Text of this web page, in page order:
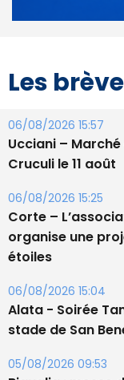
Les brèves
06/08/2026 15:57
Cruculi le 11 août
06/08/2026 15:25
Corte –
étoiles
06/08/2026 15:04
stade de San